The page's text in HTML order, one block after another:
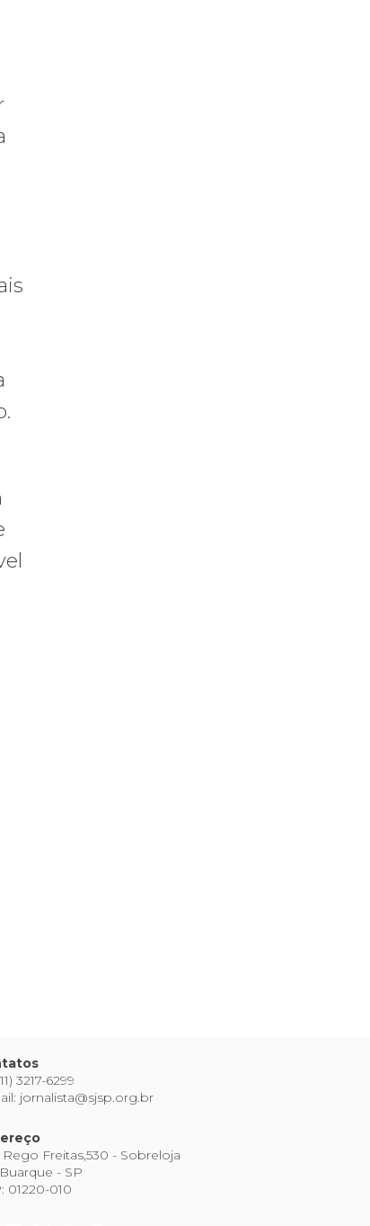
3217-6299
jornalista@sjsp.org.br
Rego Freitas,530 - Sobreloja
- SP
01220-010